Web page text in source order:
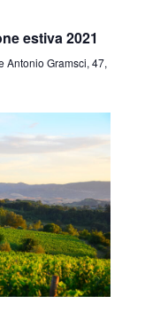
estiva 2021
Antonio Gramsci, 47,